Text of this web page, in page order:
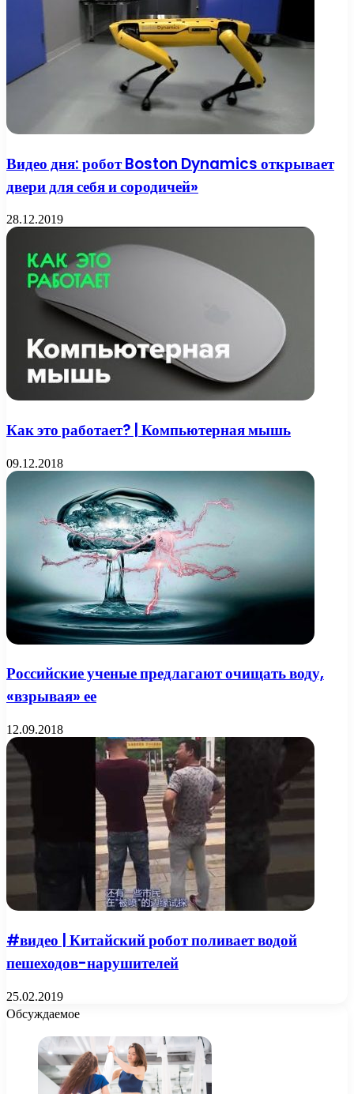
Видео дня: робот Boston Dynamics открывает
двери для себя и сородичей»
28.12.2019
Как это работает? | Компьютерная мышь
09.12.2018
Российские ученые предлагают очищать воду,
«взрывая» ее
12.09.2018
#видео | Китайский робот поливает водой
пешеходов-нарушителей
25.02.2019
Обсуждаемое